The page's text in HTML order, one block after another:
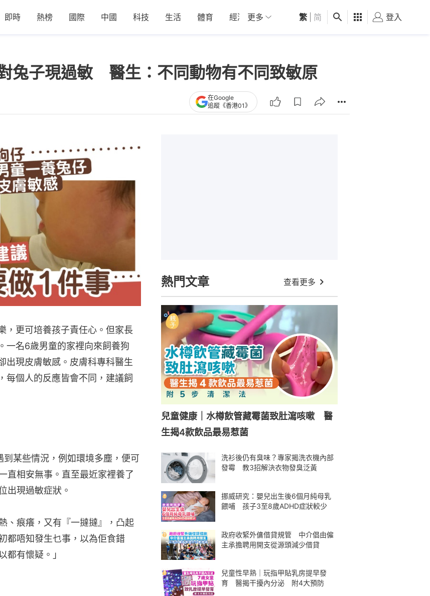
即時 熱榜 國際 中國 科技 生活 體育 經濟 01深圳 觀點 健康 好食玩飛
更多 繁 简 登入
兔子現過敏 醫生：不同動物有不同致敏原
在Google
追蹤《香港01》
，更可培養孩子責任心。但家長
一名6歲男童的家裡向來飼養狗
出現皮膚敏感。皮膚科專科醫生
每個人的反應皆會不同，建議飼
某些情況，例如環境多塵，便可
直相安無事。直至最近家裡養了
出現過敏症狀。
、痕癢，又有『一撻撻』，凸起
都唔知發生乜事，以為佢食錯
都有懷疑。」
熱門文章 查看更多
兒童健康｜水樽飲管藏霉菌致肚瀉咳嗽 醫
生揭4款飲品最易惹菌
洗衫後仍有臭味？專家揭洗衣機內部
發霉 教3招解決衣物發臭泛黃
挪威研究：嬰兒出生後6個月純母乳
餵哺 孩子3至8歲ADHD症狀較少
政府收緊外傭借貸規管 中介倡由僱
主承擔聘用開支從源頭減少借貸
兒童性早熟｜玩指甲貼乳房提早發
育 醫揭干擾內分泌 附4大預防